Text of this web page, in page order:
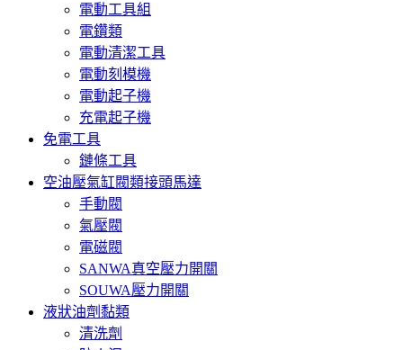
電動工具組
電鑽類
電動清潔工具
電動刻模機
電動起子機
充電起子機
免電工具
鏈條工具
空油壓氣缸閥類接頭馬達
手動閥
氣壓閥
電磁閥
SANWA真空壓力開關
SOUWA壓力開關
液狀油劑黏類
清洗劑